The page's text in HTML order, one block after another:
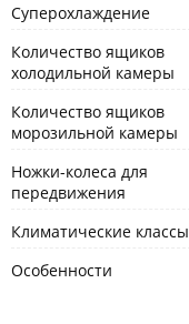
Суперохлаждение
Количество ящиков
холодильной камеры
Количество ящиков
морозильной камеры
Ножки-колеса для
передвижения
Климатические классы
Особенности